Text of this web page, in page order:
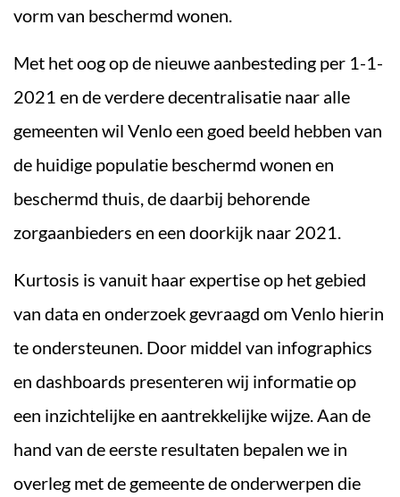
vorm van beschermd wonen.
Met het oog op de nieuwe aanbesteding per 1-1-
2021 en de verdere decentralisatie naar alle
gemeenten wil Venlo een goed beeld hebben van
de huidige populatie beschermd wonen en
beschermd thuis, de daarbij behorende
zorgaanbieders en een doorkijk naar 2021.
Kurtosis is vanuit haar expertise op het gebied
van data en onderzoek gevraagd om Venlo hierin
te ondersteunen. Door middel van infographics
en dashboards presenteren wij informatie op
een inzichtelijke en aantrekkelijke wijze. Aan de
hand van de eerste resultaten bepalen we in
overleg met de gemeente de onderwerpen die